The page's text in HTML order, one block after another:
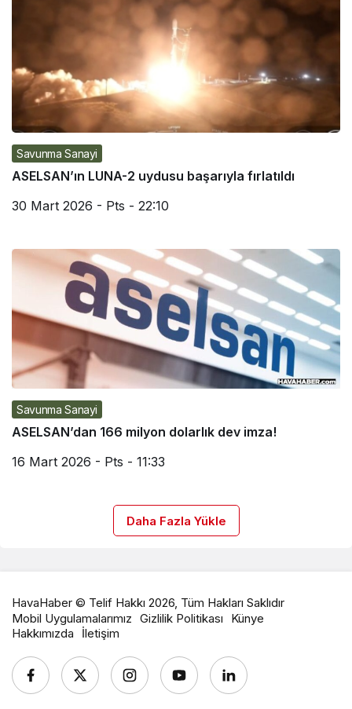
Savunma Sanayi
ASELSAN’ın LUNA-2 uydusu başarıyla fırlatıldı
30 Mart 2026 - Pts - 22:10
Savunma Sanayi
ASELSAN’dan 166 milyon dolarlık dev imza!
16 Mart 2026 - Pts - 11:33
Daha Fazla Yükle
HavaHaber © Telif Hakkı 2026, Tüm Hakları Saklıdır
Mobil Uygulamalarımız Gizlilik Politikası
Künye
Hakkımızda
İletişim